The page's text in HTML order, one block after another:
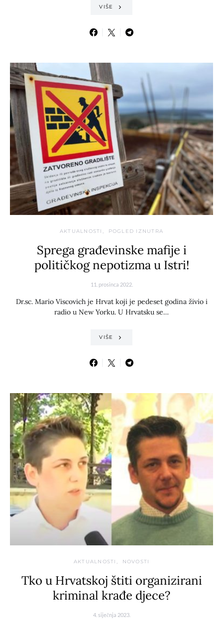
VIŠE
AKTUALNOSTI POGLED IZNUTRA
Sprega građevinske mafije i
političkog nepotizma u Istri!
11. prosinca 2022.
Dr.sc. Mario Viscovich je Hrvat koji je pedeset godina živio i
radio u New Yorku. U Hrvatsku se…
VIŠE
AKTUALNOSTI NOVOSTI
Tko u Hrvatskoj štiti organizirani
kriminal krađe djece?
4. siječnja 2023.